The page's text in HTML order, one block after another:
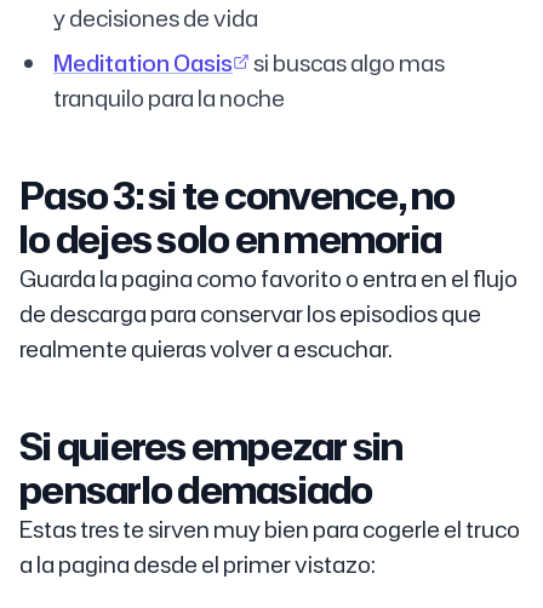
y decisiones de vida
Meditation Oasis
si buscas algo mas
tranquilo para la noche
Paso 3: si te convence, no
lo dejes solo en memoria
Guarda la pagina como favorito o entra en el flujo
de descarga para conservar los episodios que
realmente quieras volver a escuchar.
Si quieres empezar sin
pensarlo demasiado
Estas tres te sirven muy bien para cogerle el truco
a la pagina desde el primer vistazo: